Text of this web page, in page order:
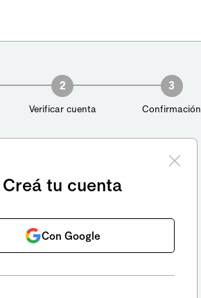
2
Verificar cuenta
3
Confirmación
Creá tu cuenta
Con Google